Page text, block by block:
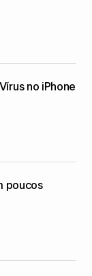
no iPhone
poucos